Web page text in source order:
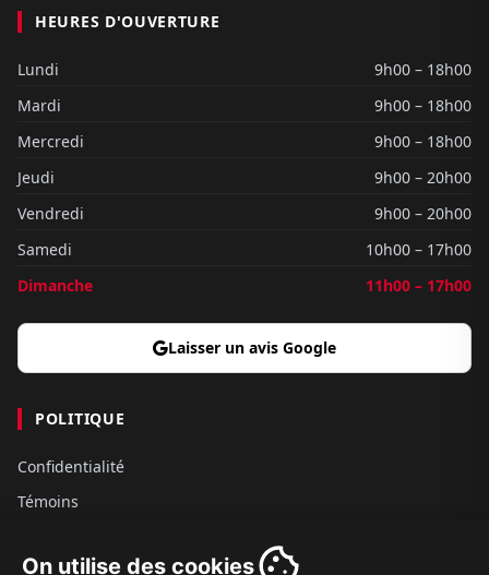
On utilise des cookies
HEURES D'OUVERTURE
Lundi
9h00 – 18h00
Mardi
9h00 – 18h00
Mercredi
9h00 – 18h00
Jeudi
9h00 – 20h00
Vendredi
9h00 – 20h00
Samedi
10h00 – 17h00
Dimanche
11h00 – 17h00
Laisser un avis Google
POLITIQUE
Confidentialité
Témoins